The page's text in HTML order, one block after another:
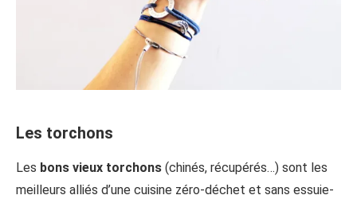
Les torchons
Les bons vieux torchons (chinés, récupérés…) sont les
meilleurs alliés d’une cuisine zéro-déchet et sans essuie-